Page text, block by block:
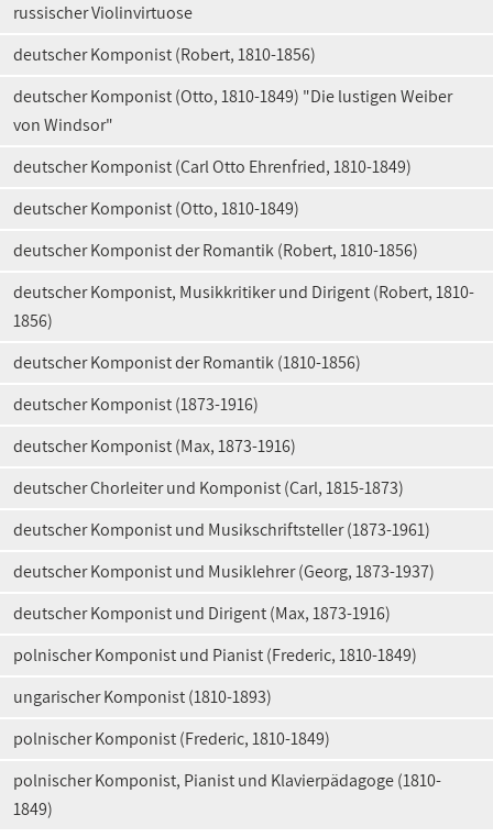
russischer Violinvirtuose
deutscher Komponist (Robert, 1810-1856)
deutscher Komponist (Otto, 1810-1849) "Die lustigen Weiber
von Windsor"
deutscher Komponist (Carl Otto Ehrenfried, 1810-1849)
deutscher Komponist (Otto, 1810-1849)
deutscher Komponist der Romantik (Robert, 1810-1856)
deutscher Komponist, Musikkritiker und Dirigent (Robert, 1810-
1856)
deutscher Komponist der Romantik (1810-1856)
deutscher Komponist (1873-1916)
deutscher Komponist (Max, 1873-1916)
deutscher Chorleiter und Komponist (Carl, 1815-1873)
deutscher Komponist und Musikschriftsteller (1873-1961)
deutscher Komponist und Musiklehrer (Georg, 1873-1937)
deutscher Komponist und Dirigent (Max, 1873-1916)
polnischer Komponist und Pianist (Frederic, 1810-1849)
ungarischer Komponist (1810-1893)
polnischer Komponist (Frederic, 1810-1849)
polnischer Komponist, Pianist und Klavierpädagoge (1810-
1849)